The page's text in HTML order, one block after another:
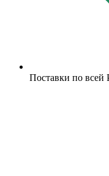
Поставки по всей